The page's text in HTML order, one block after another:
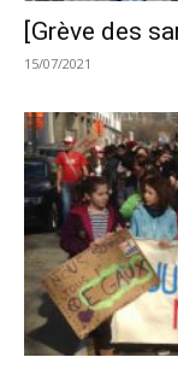
[Grève des
15/07/2021